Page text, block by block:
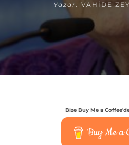
Yazar: VAHIDE
Bize Buy Me a
Buy Me a